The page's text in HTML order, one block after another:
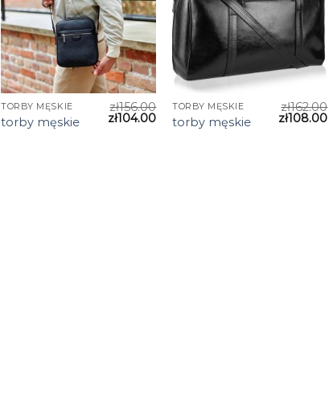
TORBY MĘSKIE
torby męskie
zł156.00
zł104.00
TORBY MĘSKIE
torby męskie
zł162.00
zł108.00